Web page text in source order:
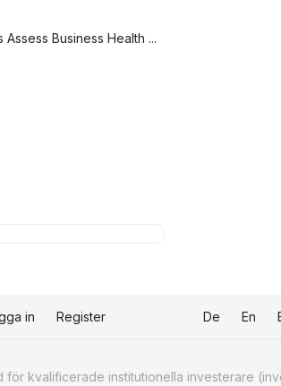
Business Health ...
in Register De En
kvalificerade institutionella investerare